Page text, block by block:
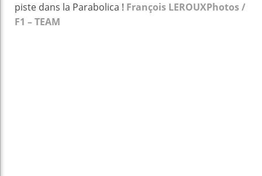
piste dans la Parabolica ! François LEROUXPhotos /
F1 – TEAM